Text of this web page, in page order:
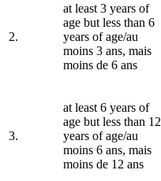
2.
at least 3 years of
age but less than 6
years of age/au
moins 3 ans, mais
moins de 6 ans
3.
at least 6 years of
age but less than 12
years of age/au
moins 6 ans, mais
moins de 12 ans